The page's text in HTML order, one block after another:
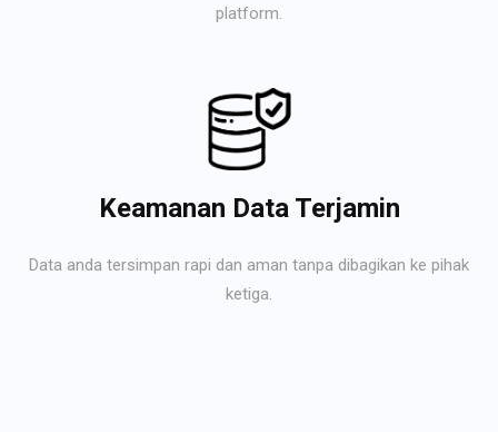
platform.
Keamanan Data Terjamin
Data anda tersimpan rapi dan aman tanpa dibagikan ke pihak
ketiga.